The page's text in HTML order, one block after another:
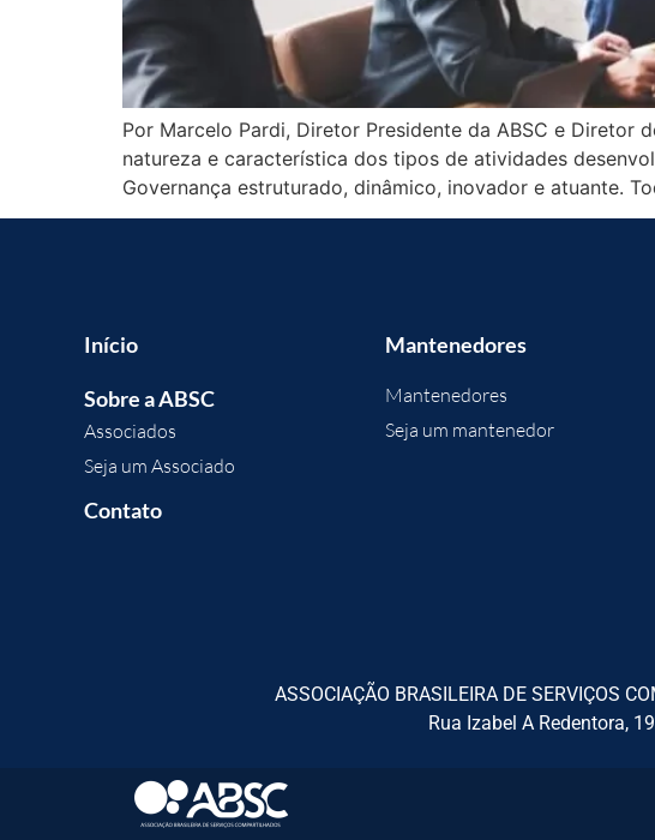
Por Marcelo Pardi, Diretor Presidente da ABSC e
natureza e característica dos tipos de atividades
Governança estruturado, dinâmico, inovador e atuante.
Início
Sobre a ABSC
Associados
Seja um Associado
Contato
Mantenedores
Mantenedores
Seja um mantenedor
ASSOCIAÇÃO BRASILEIRA DE SERVIÇOS
Rua Izabel A Redentora,